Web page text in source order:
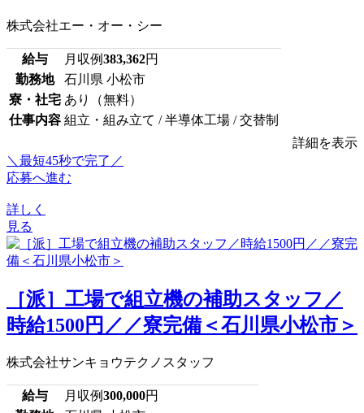
株式会社エー・オー・シー
給与 月収例383,362円
勤務地
石川県 小松市
寮・社宅 あり（無料）
仕事内容 組立・組み立て / 半導体工場 / 交替制
詳細を表示
＼最短45秒で完了／
応募へ進む
詳しく
見る
［派］工場で組立機の補助スタッフ／
時給1500円／／寮完備＜石川県小松市＞
株式会社サンキョウテクノスタッフ
給与 月収例300,000円